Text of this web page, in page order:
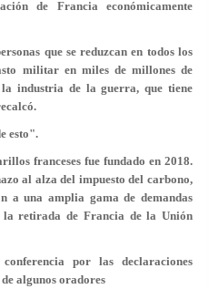
de Francia económicamente
que se reduzcan en todos los
militar en miles de millones de
industria de la guerra, que tiene
esto".
franceses fue fundado en 2018.
al alza del impuesto del carbono,
a una amplia gama de demandas
la retirada de Francia de la Unión
por las declaraciones
algunos oradores